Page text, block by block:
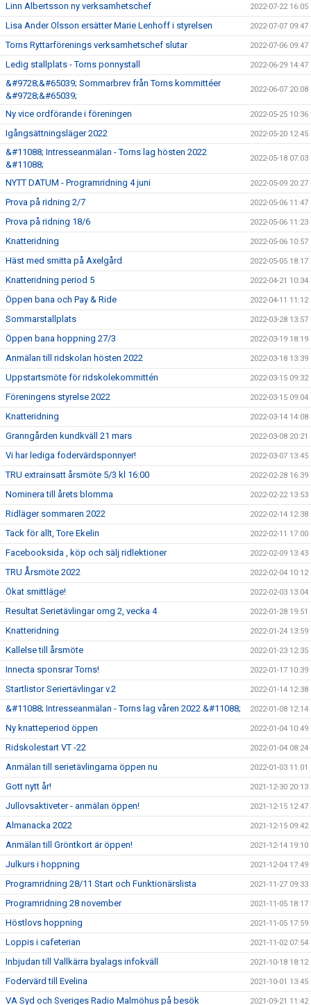
Linn Albertsson ny verksamhetschef 2022-07-22 16:05
Lisa Ander Olsson ersätter Marie Lenhoff i styrelsen 2022-07-07 09:47
Torns Ryttarförenings verksamhetschef slutar 2022-07-06 09:47
Ledig stallplats - Torns ponnystall 2022-06-29 14:47
&#9728;&#65039; Sommarbrev från Torns kommittéer
&#9728;&#65039;
2022-06-07 20:08
Ny vice ordförande i föreningen 2022-05-25 10:36
Igångsättningsläger 2022 2022-05-20 12:45
&#11088; Intresseanmälan - Torns lag hösten 2022
&#11088;
2022-05-18 07:03
NYTT DATUM - Programridning 4 juni 2022-05-09 20:27
Prova på ridning 2/7 2022-05-06 11:47
Prova på ridning 18/6 2022-05-06 11:23
Knatteridning 2022-05-06 10:57
Häst med smitta på Axelgård 2022-05-05 18:17
Knatteridning period 5 2022-04-21 10:34
Öppen bana och Pay & Ride 2022-04-11 11:12
Sommarstallplats 2022-03-28 13:57
Öppen bana hoppning 27/3 2022-03-19 18:19
Anmälan till ridskolan hösten 2022 2022-03-18 13:39
Uppstartsmöte för ridskolekommittén 2022-03-15 09:32
Föreningens styrelse 2022 2022-03-15 09:04
Knatteridning 2022-03-14 14:08
Granngården kundkväll 21 mars 2022-03-08 20:21
Vi har lediga fodervärdsponnyer! 2022-03-07 13:45
TRU extrainsatt årsmöte 5/3 kl 16:00 2022-02-28 16:39
Nominera till årets blomma 2022-02-22 13:53
Ridläger sommaren 2022 2022-02-14 12:38
Tack för allt, Tore Ekelin 2022-02-11 17:00
Facebooksida , köp och sälj ridlektioner 2022-02-09 13:43
TRU Årsmöte 2022 2022-02-04 10:12
Ökat smittläge! 2022-02-03 13:04
Resultat Serietävlingar omg 2, vecka 4 2022-01-28 19:51
Knatteridning 2022-01-24 13:59
Kallelse till årsmöte 2022-01-23 12:35
Innecta sponsrar Torns! 2022-01-17 10:39
Startlistor Seriertävlingar v.2 2022-01-14 12:38
&#11088; Intresseanmälan - Torns lag våren 2022 &#11088; 2022-01-08 12:14
Ny knatteperiod öppen 2022-01-04 10:49
Ridskolestart VT -22 2022-01-04 08:24
Anmälan till serietävlingarna öppen nu 2022-01-03 11:01
Gott nytt år! 2021-12-30 20:13
Jullovsaktiveter - anmälan öppen! 2021-12-15 12:47
Almanacka 2022 2021-12-15 09:42
Anmälan till Gröntkort är öppen! 2021-12-14 19:10
Julkurs i hoppning 2021-12-04 17:49
Programridning 28/11 Start och Funktionärslista 2021-11-27 09:33
Programridning 28 november 2021-11-05 18:17
Höstlovs hoppning 2021-11-05 17:59
Loppis i cafeterian 2021-11-02 07:54
Inbjudan till Vallkärra byalags infokväll 2021-10-18 18:12
Fodervärd till Evelina 2021-10-01 13:45
VA Syd och Sveriges Radio Malmöhus på besök 2021-09-21 11:42